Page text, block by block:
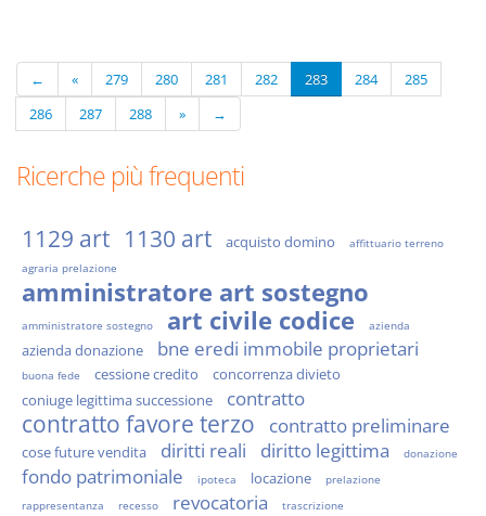
← « 279 280 281 282 283 284
285
286
287 288 » →
Ricerche più frequenti
1129 art 1130 art acquisto domino
affittuario terreno
agraria prelazione
amministratore art sostegno
amministratore sostegno art civile codice azienda
azienda donazione bne eredi immobile proprietari
buona fede cessione credito
concorrenza divieto
coniuge legittima successione
contratto
contratto favore terzo contratto preliminare
cose future vendita diritti reali diritto legittima donazione
fondo patrimoniale ipoteca locazione
prelazione
rappresentanza
recesso revocatoria trascrizione